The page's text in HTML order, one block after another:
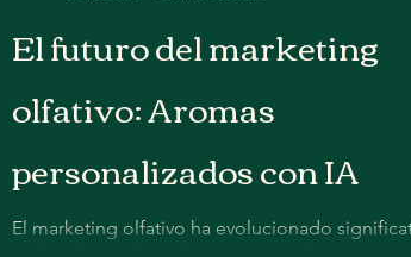
El futuro del marketing
olfativo: Aromas
personalizados con IA
El marketing olfativo ha evolucionado